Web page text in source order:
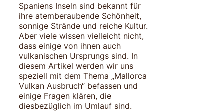
Spaniens Inseln sind bekannt für
ihre atemberaubende Schönheit,
sonnige Strände und reiche Kultur.
Aber viele wissen vielleicht nicht,
dass einige von ihnen auch
vulkanischen Ursprungs sind. In
diesem Artikel werden wir uns
speziell mit dem Thema „Mallorca
Vulkan Ausbruch“ befassen und
einige Fragen klären, die
diesbezüglich im Umlauf sind.